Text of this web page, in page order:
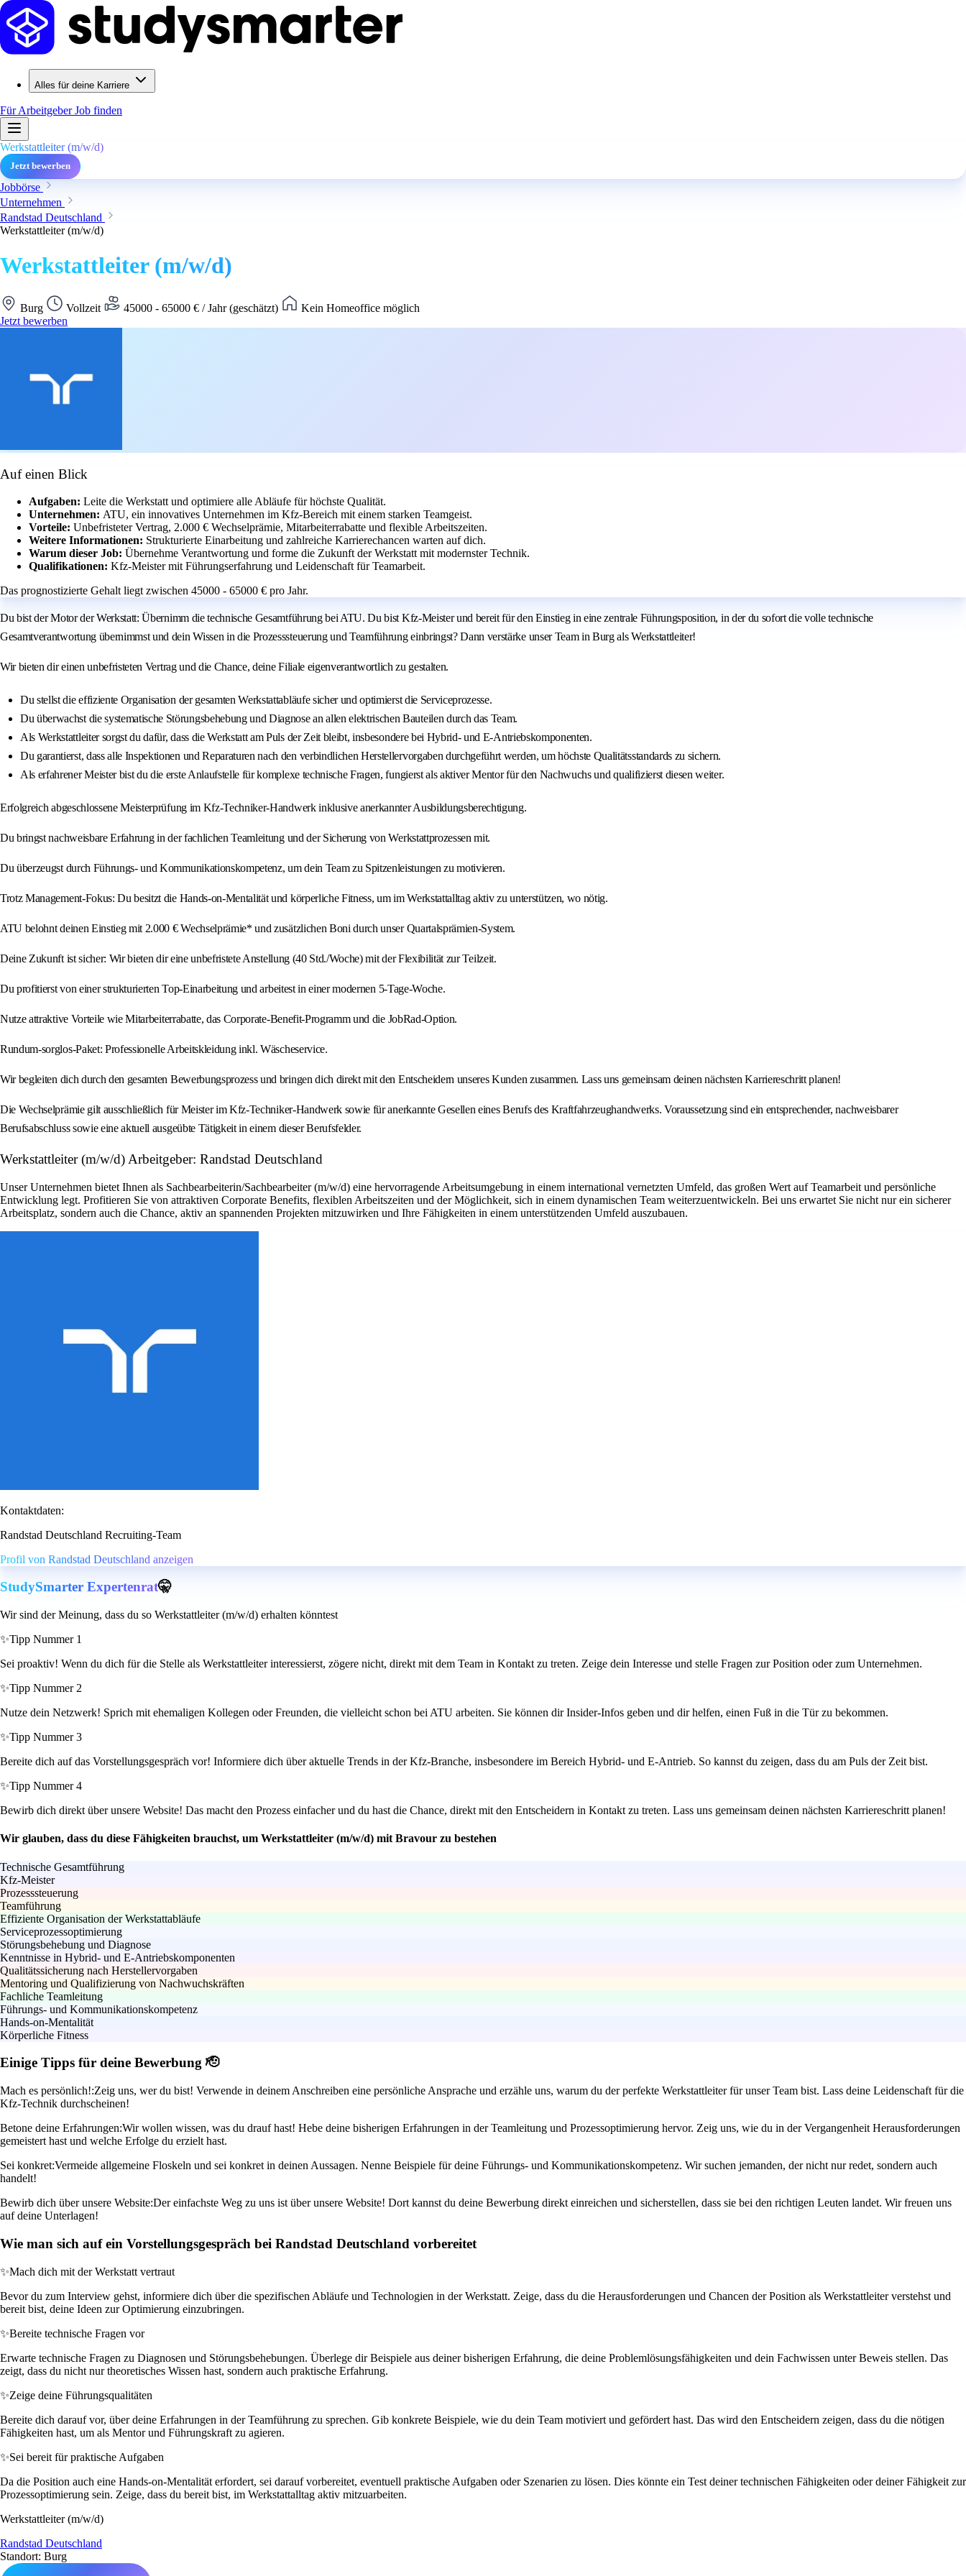
Alles für deine Karriere
Für ArbeitgeberJob finden
Werkstattleiter (m/w/d)
Jetzt bewerben
Jobbörse
Unternehmen
Randstad Deutschland
Werkstattleiter (m/w/d)
Werkstattleiter (m/w/d)
Burg Vollzeit 45000 - 65000 € / Jahr (geschätzt)
Kein Homeoffice möglich
Jetzt bewerben
Auf einen Blick
Aufgaben: Leite die Werkstatt und optimiere alle Abläufe für höchste Qualität.
Unternehmen: ATU, ein innovatives Unternehmen im Kfz-Bereich mit einem starken Teamgeist.
Vorteile: Unbefristeter Vertrag, 2.000 € Wechselprämie, Mitarbeiterrabatte und flexible Arbeitszeiten.
Weitere Informationen: Strukturierte Einarbeitung und zahlreiche Karrierechancen warten auf dich.
Warum dieser Job: Übernehme Verantwortung und forme die Zukunft der Werkstatt mit modernster Technik.
Qualifikationen: Kfz-Meister mit Führungserfahrung und Leidenschaft für Teamarbeit.
Das prognostizierte Gehalt liegt zwischen 45000 - 65000 € pro Jahr.
Du bist der Motor der Werkstatt: Übernimm die technische Gesamtführung bei ATU. Du bist Kfz-Meister und bereit für den Einstieg in eine zentrale Führungsposition, in der du sofort die volle technische
Gesamtverantwortung übernimmst und dein Wissen in die Prozesssteuerung und Teamführung einbringst? Dann verstärke unser Team in Burg als Werkstattleiter!
Wir bieten dir einen unbefristeten Vertrag und die Chance, deine Filiale eigenverantwortlich zu gestalten.
Du stellst die effiziente Organisation der gesamten Werkstattabläufe sicher und optimierst die Serviceprozesse.
Du überwachst die systematische Störungsbehebung und Diagnose an allen elektrischen Bauteilen durch das Team.
Als Werkstattleiter sorgst du dafür, dass die Werkstatt am Puls der Zeit bleibt, insbesondere bei Hybrid- und E-Antriebskomponenten.
Du garantierst, dass alle Inspektionen und Reparaturen nach den verbindlichen Herstellervorgaben durchgeführt werden, um höchste Qualitätsstandards zu sichern.
Als erfahrener Meister bist du die erste Anlaufstelle für komplexe technische Fragen, fungierst als aktiver Mentor für den Nachwuchs und qualifizierst diesen weiter.
Erfolgreich abgeschlossene Meisterprüfung im Kfz-Techniker-Handwerk inklusive anerkannter Ausbildungsberechtigung.
Du bringst nachweisbare Erfahrung in der fachlichen Teamleitung und der Sicherung von Werkstattprozessen mit.
Du überzeugst durch Führungs- und Kommunikationskompetenz, um dein Team zu Spitzenleistungen zu motivieren.
Trotz Management-Fokus: Du besitzt die Hands-on-Mentalität und körperliche Fitness, um im Werkstattalltag aktiv zu unterstützen, wo nötig.
ATU belohnt deinen Einstieg mit 2.000 € Wechselprämie* und zusätzlichen Boni durch unser Quartalsprämien-System.
Deine Zukunft ist sicher: Wir bieten dir eine unbefristete Anstellung (40 Std./Woche) mit der Flexibilität zur Teilzeit.
Du profitierst von einer strukturierten Top-Einarbeitung und arbeitest in einer modernen 5-Tage-Woche.
Nutze attraktive Vorteile wie Mitarbeiterrabatte, das Corporate-Benefit-Programm und die JobRad-Option.
Rundum-sorglos-Paket: Professionelle Arbeitskleidung inkl. Wäscheservice.
Wir begleiten dich durch den gesamten Bewerbungsprozess und bringen dich direkt mit den Entscheidern unseres Kunden zusammen. Lass uns gemeinsam deinen nächsten Karriereschritt planen!
Die Wechselprämie gilt ausschließlich für Meister im Kfz-Techniker-Handwerk sowie für anerkannte Gesellen eines Berufs des Kraftfahrzeughandwerks. Voraussetzung sind ein entsprechender, nachweisbarer
Berufsabschluss sowie eine aktuell ausgeübte Tätigkeit in einem dieser Berufsfelder.
Werkstattleiter (m/w/d) Arbeitgeber: Randstad Deutschland
Unser Unternehmen bietet Ihnen als Sachbearbeiterin/Sachbearbeiter (m/w/d) eine hervorragende Arbeitsumgebung in einem international vernetzten Umfeld, das großen Wert auf Teamarbeit und persönliche
Entwicklung legt. Profitieren Sie von attraktiven Corporate Benefits, flexiblen Arbeitszeiten und der Möglichkeit, sich in einem dynamischen Team weiterzuentwickeln. Bei uns erwartet Sie nicht nur ein sicherer
Arbeitsplatz, sondern auch die Chance, aktiv an spannenden Projekten mitzuwirken und Ihre Fähigkeiten in einem unterstützenden Umfeld auszubauen.
Kontaktdaten:
Randstad Deutschland Recruiting-Team
Profil von Randstad Deutschland anzeigen
StudySmarter Expertenrat🤫
Wir sind der Meinung, dass du so Werkstattleiter (m/w/d) erhalten könntest
✨Tipp Nummer 1
Sei proaktiv! Wenn du dich für die Stelle als Werkstattleiter interessierst, zögere nicht, direkt mit dem Team in Kontakt zu treten. Zeige dein Interesse und stelle Fragen zur Position oder zum Unternehmen.
✨Tipp Nummer 2
Nutze dein Netzwerk! Sprich mit ehemaligen Kollegen oder Freunden, die vielleicht schon bei ATU arbeiten. Sie können dir Insider-Infos geben und dir helfen, einen Fuß in die Tür zu bekommen.
✨Tipp Nummer 3
Bereite dich auf das Vorstellungsgespräch vor! Informiere dich über aktuelle Trends in der Kfz-Branche, insbesondere im Bereich Hybrid- und E-Antrieb. So kannst du zeigen, dass du am Puls der Zeit bist.
✨Tipp Nummer 4
Bewirb dich direkt über unsere Website! Das macht den Prozess einfacher und du hast die Chance, direkt mit den Entscheidern in Kontakt zu treten. Lass uns gemeinsam deinen nächsten Karriereschritt planen!
Wir glauben, dass du diese Fähigkeiten brauchst, um Werkstattleiter (m/w/d) mit Bravour zu bestehen
Technische Gesamtführung
Kfz-Meister
Prozesssteuerung
Teamführung
Effiziente Organisation der Werkstattabläufe
Serviceprozessoptimierung
Störungsbehebung und Diagnose
Kenntnisse in Hybrid- und E-Antriebskomponenten
Qualitätssicherung nach Herstellervorgaben
Mentoring und Qualifizierung von Nachwuchskräften
Fachliche Teamleitung
Führungs- und Kommunikationskompetenz
Hands-on-Mentalität
Körperliche Fitness
Einige Tipps für deine Bewerbung 🫡
Mach es persönlich!:Zeig uns, wer du bist! Verwende in deinem Anschreiben eine persönliche Ansprache und erzähle uns, warum du der perfekte Werkstattleiter für unser Team bist. Lass deine Leidenschaft für die
Kfz-Technik durchscheinen!
Betone deine Erfahrungen:Wir wollen wissen, was du drauf hast! Hebe deine bisherigen Erfahrungen in der Teamleitung und Prozessoptimierung hervor. Zeig uns, wie du in der Vergangenheit Herausforderungen
gemeistert hast und welche Erfolge du erzielt hast.
Sei konkret:Vermeide allgemeine Floskeln und sei konkret in deinen Aussagen. Nenne Beispiele für deine Führungs- und Kommunikationskompetenz. Wir suchen jemanden, der nicht nur redet, sondern auch
handelt!
Bewirb dich über unsere Website:Der einfachste Weg zu uns ist über unsere Website! Dort kannst du deine Bewerbung direkt einreichen und sicherstellen, dass sie bei den richtigen Leuten landet. Wir freuen uns
auf deine Unterlagen!
Wie man sich auf ein Vorstellungsgespräch bei Randstad Deutschland vorbereitet
✨Mach dich mit der Werkstatt vertraut
Bevor du zum Interview gehst, informiere dich über die spezifischen Abläufe und Technologien in der Werkstatt. Zeige, dass du die Herausforderungen und Chancen der Position als Werkstattleiter verstehst und
bereit bist, deine Ideen zur Optimierung einzubringen.
✨Bereite technische Fragen vor
Erwarte technische Fragen zu Diagnosen und Störungsbehebungen. Überlege dir Beispiele aus deiner bisherigen Erfahrung, die deine Problemlösungsfähigkeiten und dein Fachwissen unter Beweis stellen. Das
zeigt, dass du nicht nur theoretisches Wissen hast, sondern auch praktische Erfahrung.
✨Zeige deine Führungsqualitäten
Bereite dich darauf vor, über deine Erfahrungen in der Teamführung zu sprechen. Gib konkrete Beispiele, wie du dein Team motiviert und gefördert hast. Das wird den Entscheidern zeigen, dass du die nötigen
Fähigkeiten hast, um als Mentor und Führungskraft zu agieren.
✨Sei bereit für praktische Aufgaben
Da die Position auch eine Hands-on-Mentalität erfordert, sei darauf vorbereitet, eventuell praktische Aufgaben oder Szenarien zu lösen. Dies könnte ein Test deiner technischen Fähigkeiten oder deiner Fähigkeit zur
Prozessoptimierung sein. Zeige, dass du bereit bist, im Werkstattalltag aktiv mitzuarbeiten.
Werkstattleiter (m/w/d)
Randstad Deutschland
Standort: Burg